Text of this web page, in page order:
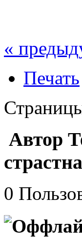
«
Печать
Автор
0